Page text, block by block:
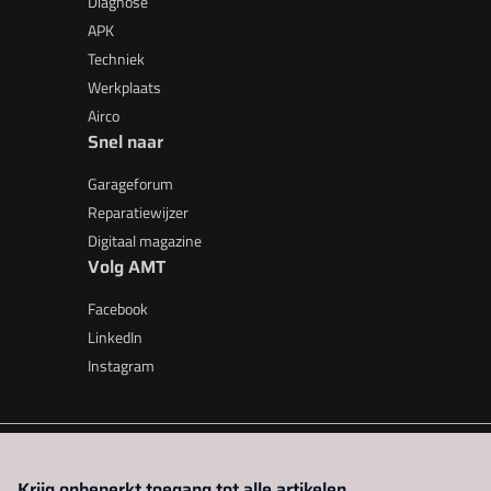
APK
Techniek
Werkplaats
Airco
Snel naar
Garageforum
Reparatiewijzer
Digitaal magazine
Volg AMT
Facebook
LinkedIn
Instagram